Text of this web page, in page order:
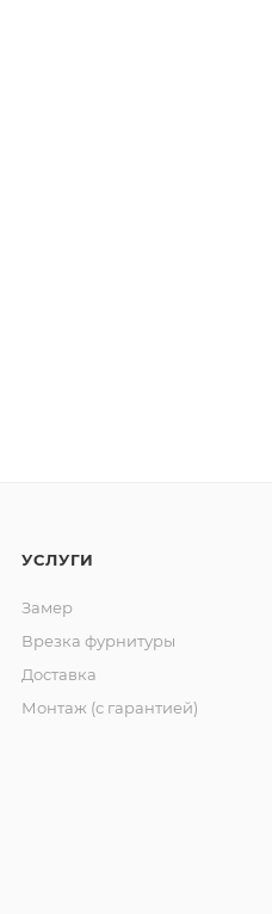
УСЛУГИ
Замер
Врезка фурнитуры
Доставка
Монтаж (с гарантией)